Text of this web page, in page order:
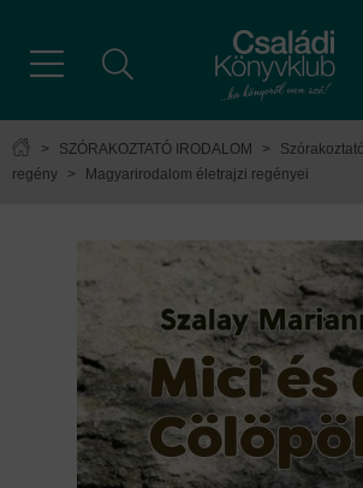
> SZÓRAKOZTATÓ IRODALOM >
regény
> Magyarirodalom életrajzi regényei